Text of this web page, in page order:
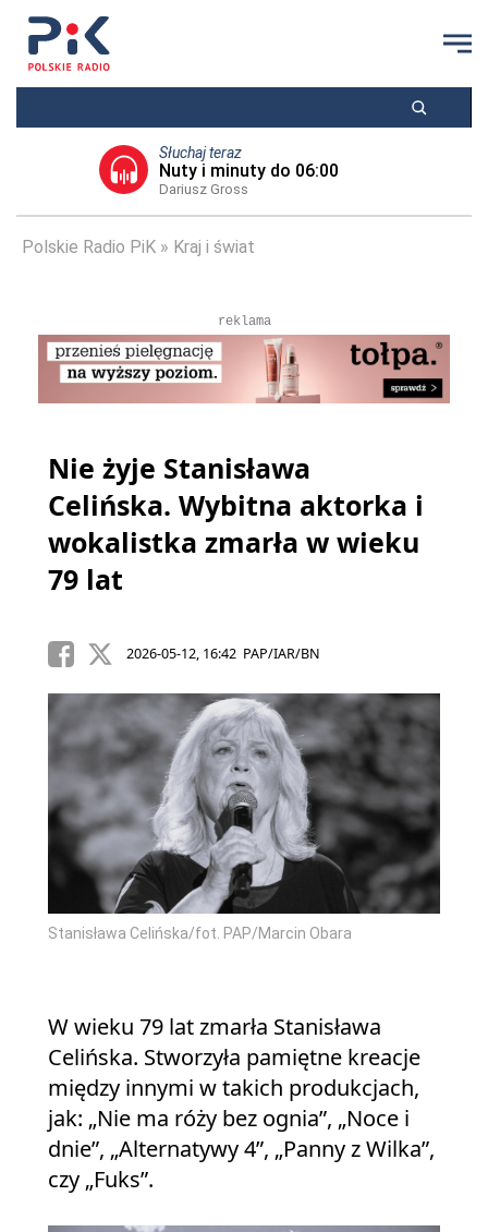
Słuchaj teraz
Nuty i minuty do 06:00
Dariusz Gross
Polskie Radio PiK Kraj i świat
reklama
Nie żyje Stanisława
Celińska. Wybitna aktorka i
wokalistka zmarła w wieku
79 lat
2026-05-12, 16:42 PAP/IAR/BN
Stanisława Celińska/fot. PAP/Marcin Obara
W wieku 79 lat zmarła Stanisława
Celińska. Stworzyła pamiętne kreacje
między innymi w takich produkcjach,
jak: „Nie ma róży bez ognia”, „Noce i
dnie”, „Alternatywy 4”, „Panny z Wilka”,
czy „Fuks”.